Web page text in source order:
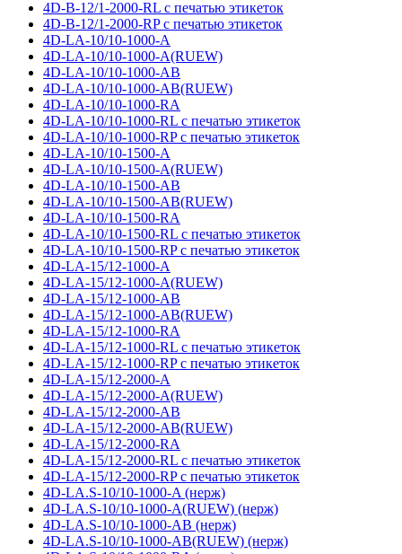
4D-B-12/1-2000-RL с печатью этикеток
4D-B-12/1-2000-RP с печатью этикеток
4D-LA-10/10-1000-A
4D-LA-10/10-1000-A(RUEW)
4D-LA-10/10-1000-AB
4D-LA-10/10-1000-AB(RUEW)
4D-LA-10/10-1000-RA
4D-LA-10/10-1000-RL с печатью этикеток
4D-LA-10/10-1000-RP с печатью этикеток
4D-LA-10/10-1500-A
4D-LA-10/10-1500-A(RUEW)
4D-LA-10/10-1500-AB
4D-LA-10/10-1500-AB(RUEW)
4D-LA-10/10-1500-RA
4D-LA-10/10-1500-RL с печатью этикеток
4D-LA-10/10-1500-RP с печатью этикеток
4D-LA-15/12-1000-A
4D-LA-15/12-1000-A(RUEW)
4D-LA-15/12-1000-AB
4D-LA-15/12-1000-AB(RUEW)
4D-LA-15/12-1000-RA
4D-LA-15/12-1000-RL с печатью этикеток
4D-LA-15/12-1000-RP с печатью этикеток
4D-LA-15/12-2000-A
4D-LA-15/12-2000-A(RUEW)
4D-LA-15/12-2000-AB
4D-LA-15/12-2000-AB(RUEW)
4D-LA-15/12-2000-RA
4D-LA-15/12-2000-RL с печатью этикеток
4D-LA-15/12-2000-RP с печатью этикеток
4D-LA.S-10/10-1000-A (нерж)
4D-LA.S-10/10-1000-A(RUEW) (нерж)
4D-LA.S-10/10-1000-AB (нерж)
4D-LA.S-10/10-1000-AB(RUEW) (нерж)